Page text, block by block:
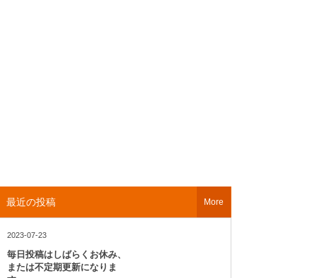
最近の投稿
2023-07-23
毎日投稿はしばらくお休み、
または不定期更新になりま
More